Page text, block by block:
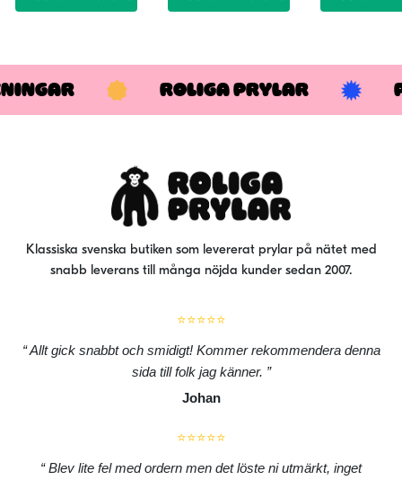
ROLIGA PRYLAR
Klassiska svenska butiken som levererat prylar på nätet med
snabb leverans till många nöjda kunder sedan 2007.
⭐⭐⭐⭐⭐
Allt gick snabbt och smidigt! Kommer rekommendera denna
sida till folk jag känner.
Johan
⭐⭐⭐⭐⭐
Blev lite fel med ordern men det löste ni utmärkt, inget